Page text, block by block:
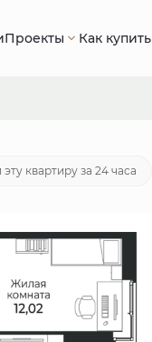
Проекты Как купить
руб.Ипотекаот
квартиру за 24 часа